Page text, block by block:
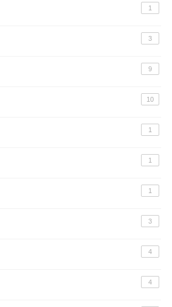
1
3
9
10
1
1
1
3
4
4